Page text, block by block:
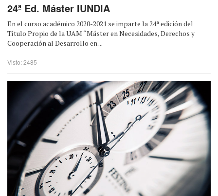
24ª Ed. Máster IUNDIA
En el curso académico 2020-2021 se imparte la 24ª edición del
Título Propio de la UAM “Máster en Necesidades, Derechos y
Cooperación al Desarrollo en ...
Visto: 2485